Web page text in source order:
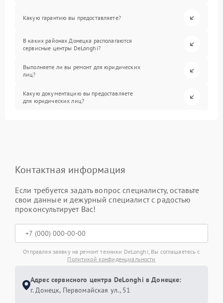
Какую гарантию вы предоставляете?
В каких районах Донецка располагаются
сервисные центры DeLonghi?
Выполняете ли вы ремонт для юридических
лиц?
Какую документацию вы предоставляете
для юридических лиц?
Контактная информация
Если требуется задать вопрос специалисту, оставьте
свои данные и дежурный специалист с радостью
проконсультирует Вас!
Отправляя заявку на ремонт техники DeLonghi, Вы соглашаетесь с
Политикой конфиденциальности
Адрес сервисного центра DeLonghi в Донецке:
г. Донецк, Первомайская ул., 51